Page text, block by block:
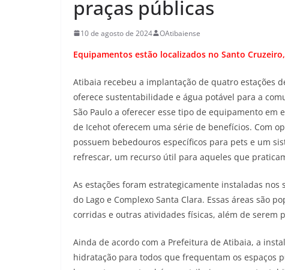
praças públicas
10 de agosto de 2024 OAtibaiense
Equipamentos estão localizados no Santo
Atibaia recebeu a implantação de quatro estações
oferece sustentabilidade e água potável para a
São Paulo a oferecer esse tipo de equipamento em
de Icehot oferecem uma série de benefícios. Com
possuem bebedouros específicos para pets e um
refrescar, um recurso útil para aqueles que
As estações foram estrategicamente instaladas nos
do Lago e Complexo Santa Clara. Essas áreas são
corridas e outras atividades físicas, além de serem
Ainda de acordo com a Prefeitura de Atibaia, a
hidratação para todos que frequentam os espaços